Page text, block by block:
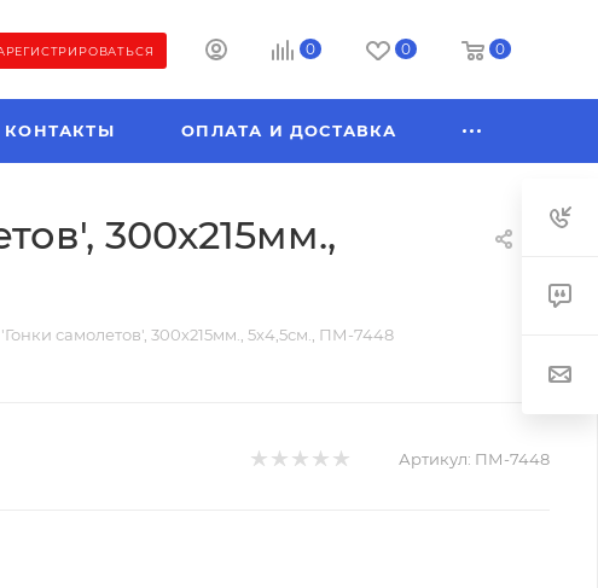
0 0 0
КОНТАКТЫ ОПЛАТА И ДОСТАВКА
300х215мм.,
самолетов', 300х215мм., 5х4,5см., ПМ-7448
Артикул: ПМ-7448